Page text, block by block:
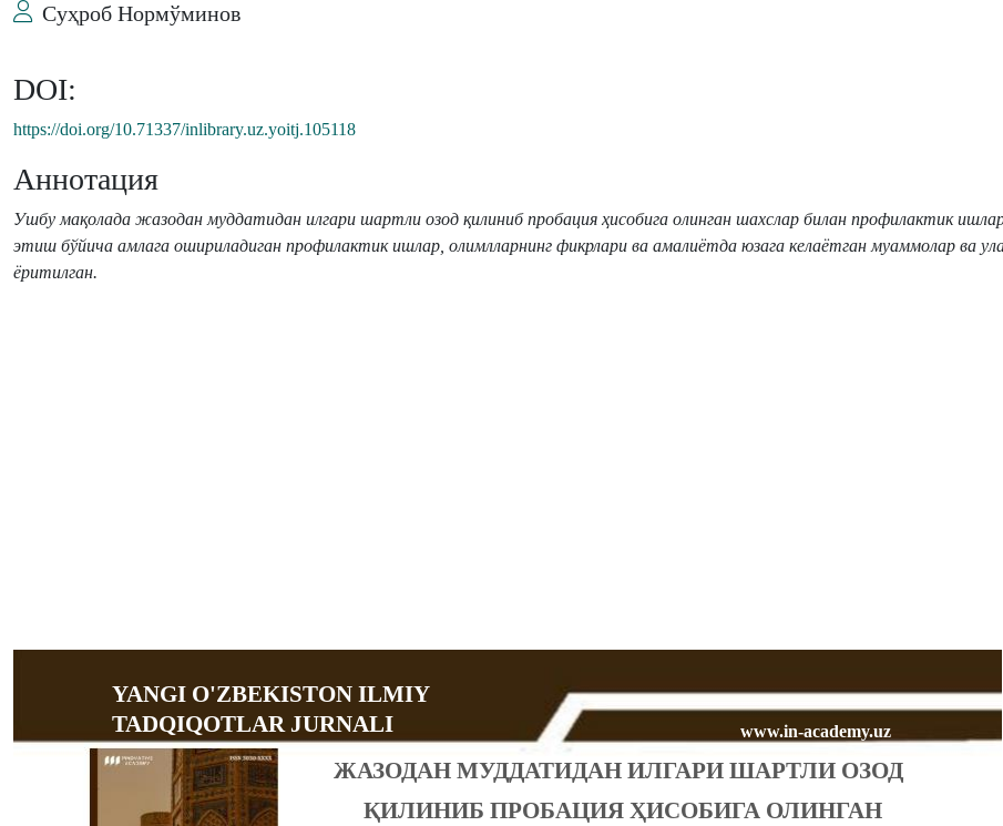
Суҳроб Нормўминов
DOI:
https://doi.org/10.71337/inlibrary.uz.yoitj.105118
Аннотация
Ушбу мақолада жазодан муддатидан илгари шартли озод қилиниб пробация ҳисобига олинган шахслар билан профилактик
этиш бўйича амлага ошириладиган профилактик ишлар, олимлларнинг фикрлари ва амалиётда юзага келаётган муаммолар ва
ёритилган.
YANGI O'ZBEKISTON ILMIY
TADQIQOTLAR JURNALI
www.in-academy.uz
ЖАЗОДАН МУДДАТИДАН ИЛГАРИ ШАРТЛИ ОЗОД
ҚИЛИНИБ ПРОБАЦИЯ ҲИСОБИГА ОЛИНГАН